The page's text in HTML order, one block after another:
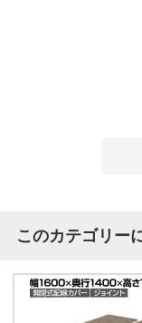
このカテゴリー